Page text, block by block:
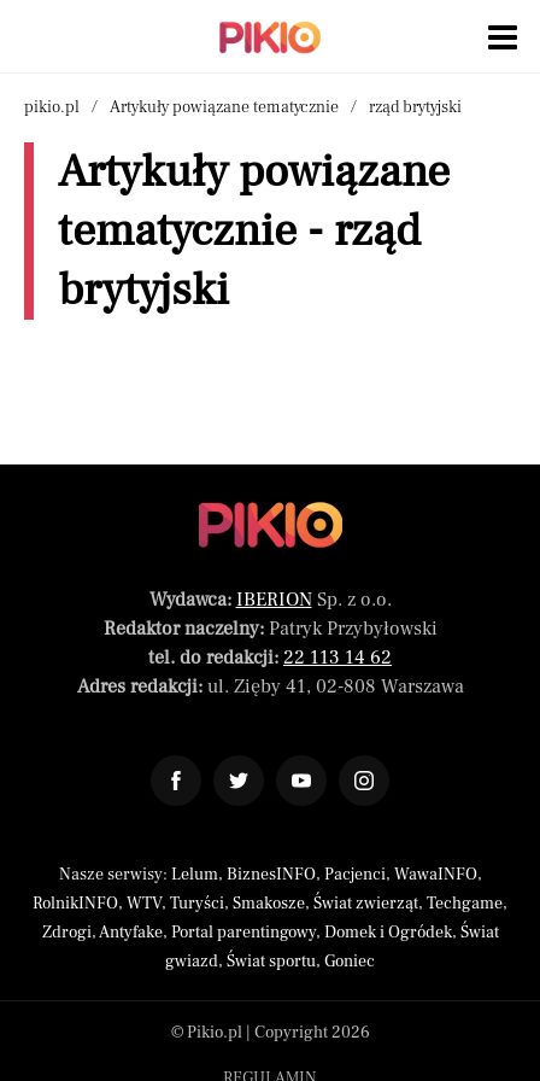
pikio.pl Artykuły powiązane tematycznie rząd brytyjski
Artykuły powiązane
tematycznie - rząd
brytyjski
Wydawca: IBERIONSp. z o.o.
Redaktor naczelny:Patryk Przybyłowski
tel. do redakcji: 22 113 14 62
Adres redakcji:ul. Zięby 41, 02-808 Warszawa
Nasze serwisy: Lelum, BiznesINFO, Pacjenci, WawaINFO,
RolnikINFO, WTV, Turyści, Smakosze, Świat zwierząt, Techgame,
Zdrogi,Antyfake, Portal parentingowy, Domek i Ogródek, Świat
gwiazd, Świat sportu, Goniec
© Pikio.pl | Copyright 2026